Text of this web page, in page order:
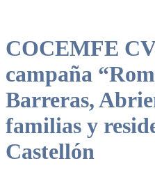
COCEMFE
campaña
Barreras,
familias y
Castellón